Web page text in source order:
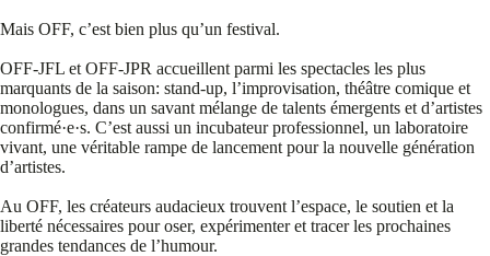
Mais OFF, c’est bien plus qu’un festival.
OFF-JFL et OFF-JPR accueillent parmi les spectacles les plus
marquants de la saison: stand-up, l’improvisation, théâtre comique et
monologues, dans un savant mélange de talents émergents et d’artistes
confirmé·e·s. C’est aussi un incubateur professionnel, un laboratoire
vivant, une véritable rampe de lancement pour la nouvelle génération
d’artistes.
Au OFF, les créateurs audacieux trouvent l’espace, le soutien et la
liberté nécessaires pour oser, expérimenter et tracer les prochaines
grandes tendances de l’humour.